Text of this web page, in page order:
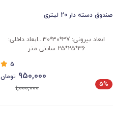
صندوق دسته دار 20 لیتری
ابعاد بیرونی: 37*30*30...ابعاد داخلی:
36*25*25 سانتی متر
5
5%
950,000 تومان
1,000,000